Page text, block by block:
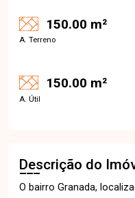
150.00 m²
A. Terreno
150.00 m²
A. Útil
Descrição do
O bairro Granada,